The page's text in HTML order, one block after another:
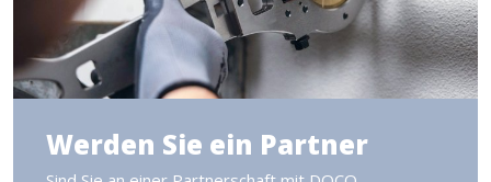
Werden Sie ein Partner